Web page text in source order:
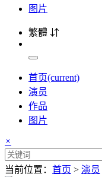
图片
繁體 ⇵
首页(current)
演员
作品
图片
×
当前位置： 首页 > 演员